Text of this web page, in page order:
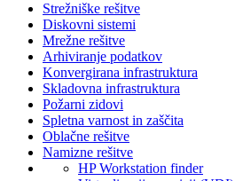
Strežniške rešitve
Diskovni sistemi
Mrežne rešitve
Arhiviranje podatkov
Konvergirana infrastruktura
Skladovna infrastruktura
Požarni zidovi
Spletna varnost in zaščita
Oblačne rešitve
Namizne rešitve
HP Workstation finder